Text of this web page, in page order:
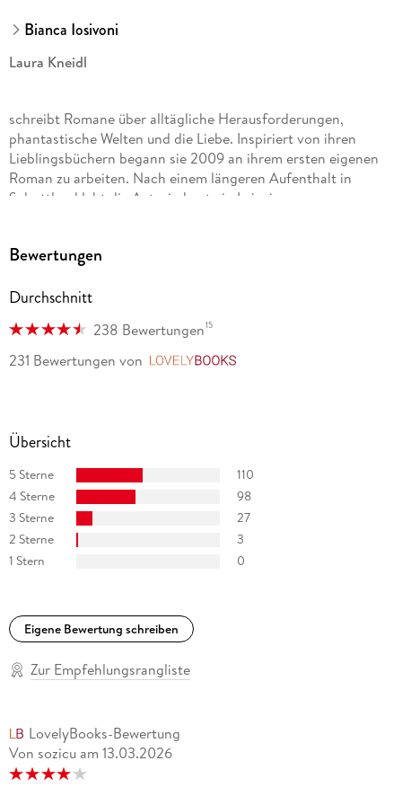
Bianca Iosivoni
Laura Kneidl
schreibt Romane über alltägliche Herausforderungen,
phantastische Welten und die Liebe. Inspiriert von ihren
Lieblingsbüchern begann sie 2009 an ihrem ersten eigenen
Roman zu arbeiten. Nach einem längeren Aufenthalt in
Schottland lebt die Autorin heute in Leipzig.
, geb. 1986, von Geschichten fasziniert. Mindestens ebenso
lange begleiten diese Geschichten sie durch ihr Leben. Den
aufzuhören.
Bewertungen
Durchschnitt
238 Bewertungen15
231 Bewertungen von
Übersicht
5 Sterne
110
4 Sterne
98
3 Sterne
27
2 Sterne
3
1 Stern
0
Eigene Bewertung schreiben
Zur Empfehlungsrangliste
LovelyBooks-Bewertung
Von sozicu am 13.03.2026